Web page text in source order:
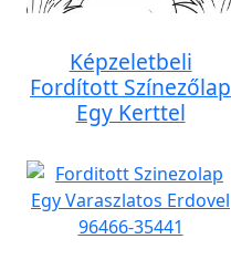
Képzeletbeli
Fordított Színezőlap
Egy Kerttel